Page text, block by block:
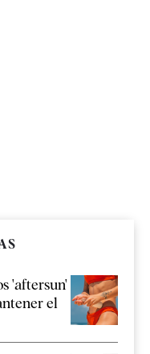
'aftersun'
el